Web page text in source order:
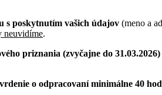
s poskytnutím vašich údajov (meno a
neuvidíme.
priznania (zvyčajne do 31.03.2026)
o odpracovaní minimálne 40